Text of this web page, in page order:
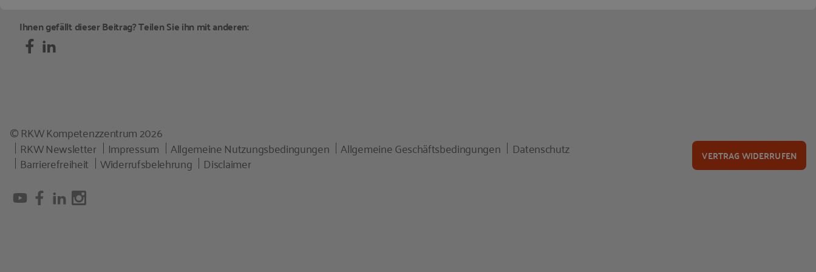
Ihnen gefällt dieser Beitrag? Teilen Sie ihn mit anderen:
© RKW Kompetenzzentrum 2026
RKW Newsletter
Impressum Allgemeine Nutzungsbedingungen Allgemeine Geschäftsbedingungen Datenschutz
Barrierefreiheit Widerrufsbelehrung Disclaimer VERTRAG WIDERRUFEN